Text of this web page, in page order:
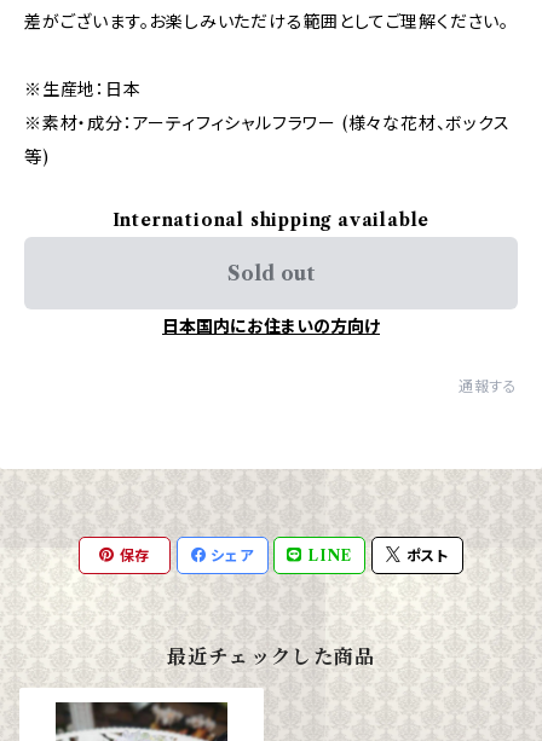
差がございます。お楽しみいただける範囲としてご理解ください。
※生産地：日本
※素材・成分：アーティフィシャルフラワー (様々な花材、ボックス
等)
International shipping available
Sold out
日本国内にお住まいの方向け
通報する
保存 シェア LINE ポスト
最近チェックした商品